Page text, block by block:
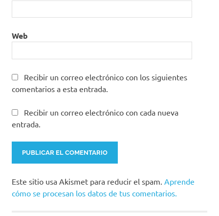
Web
Recibir un correo electrónico con los siguientes
comentarios a esta entrada.
Recibir un correo electrónico con cada nueva
entrada.
Este sitio usa Akismet para reducir el spam. Aprende
cómo se procesan los datos de tus comentarios.